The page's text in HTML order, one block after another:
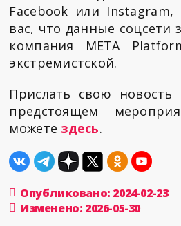
Facebook или
вас, что данные
компания META
экстремистской.
Прислать свою
предстоящем
можете здесь.
Опубликовано: 2024-02-23
Изменено: 2026-05-30